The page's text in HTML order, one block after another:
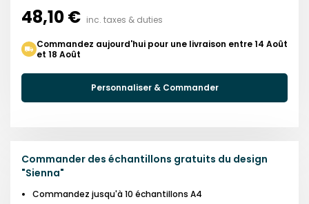
48,10 € inc. taxes & duties
Commandez aujourd'hui pour une livraison entre 14 Août
et 18 Août
Personnaliser & Commander
Commander des échantillons gratuits du design
"Sienna"
Commandez jusqu'à 10 échantillons A4